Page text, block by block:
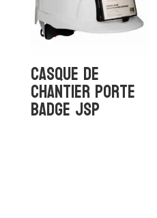
Casque de
chantier porte
badge JSP